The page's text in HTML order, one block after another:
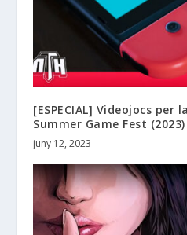
[ESPECIAL] Videojocs
Summer Game Fest (2023)
juny 12, 2023